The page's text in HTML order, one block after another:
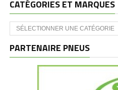
CATÉGORIES ET MARQUES
Catégories
et
PARTENAIRE PNEUS